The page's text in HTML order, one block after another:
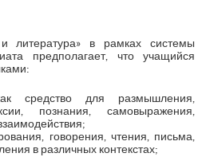
литература» в рамках системы
предполагает, что учащийся
средство для размышления,
познания, самовыражения,
говорения, чтения, письма,
в различных контекстах;